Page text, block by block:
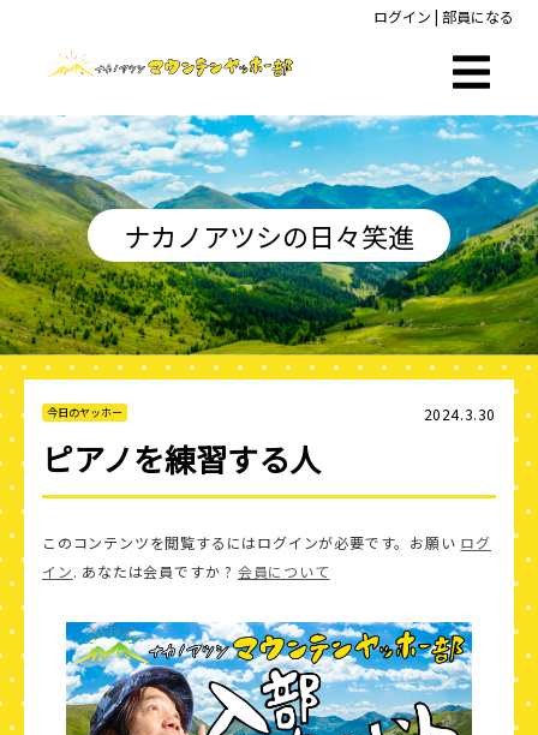
ログイン | 部員になる
ナカノアツシの日々笑進
今日のヤッホー 2024.3.30
ピアノを練習する人
このコンテンツを閲覧するにはログインが必要です。お願い ログ
イン. あなたは会員ですか ? 会員について